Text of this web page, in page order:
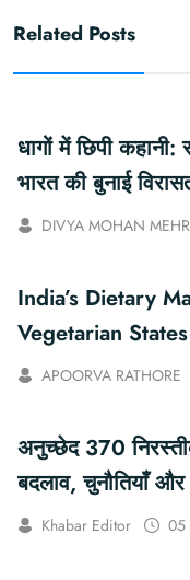
Related Posts
धागों में छिपी
भारत की बुनाई
DIVYA MOHAN
India’s Dietary
Vegetarian
(In Hindi And
APOORVA RATHORE
अनुच्छेद 370
बदलाव, चुनौतियाँ
Khabar Editor 05